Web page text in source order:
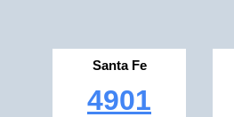
Santa Fe
4901